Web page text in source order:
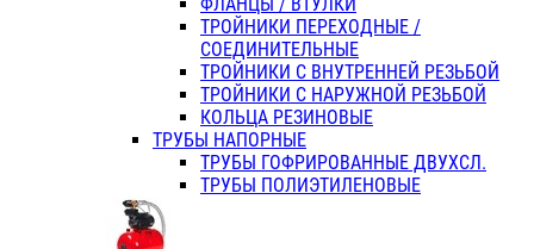
ТРОЙНИКИ ПЕРЕХОДНЫЕ /
СОЕДИНИТЕЛЬНЫЕ
ТРОЙНИКИ С ВНУТРЕННЕЙ РЕЗЬБОЙ
ТРОЙНИКИ С НАРУЖНОЙ РЕЗЬБОЙ
КОЛЬЦА РЕЗИНОВЫЕ
ТРУБЫ НАПОРНЫЕ
ТРУБЫ ГОФРИРОВАННЫЕ ДВУХСЛ.
ТРУБЫ ПОЛИЭТИЛЕНОВЫЕ